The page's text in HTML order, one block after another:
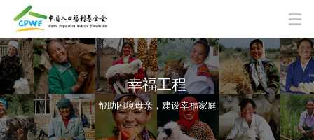
幸福工程
帮助困境母亲，建设幸福家庭